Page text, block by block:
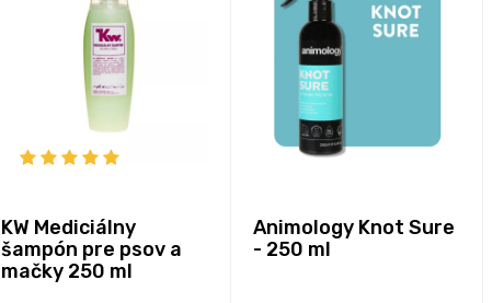
KW Mediciálny
šampón pre psov a
mačky 250 ml
Animology Knot Sure
- 250 ml